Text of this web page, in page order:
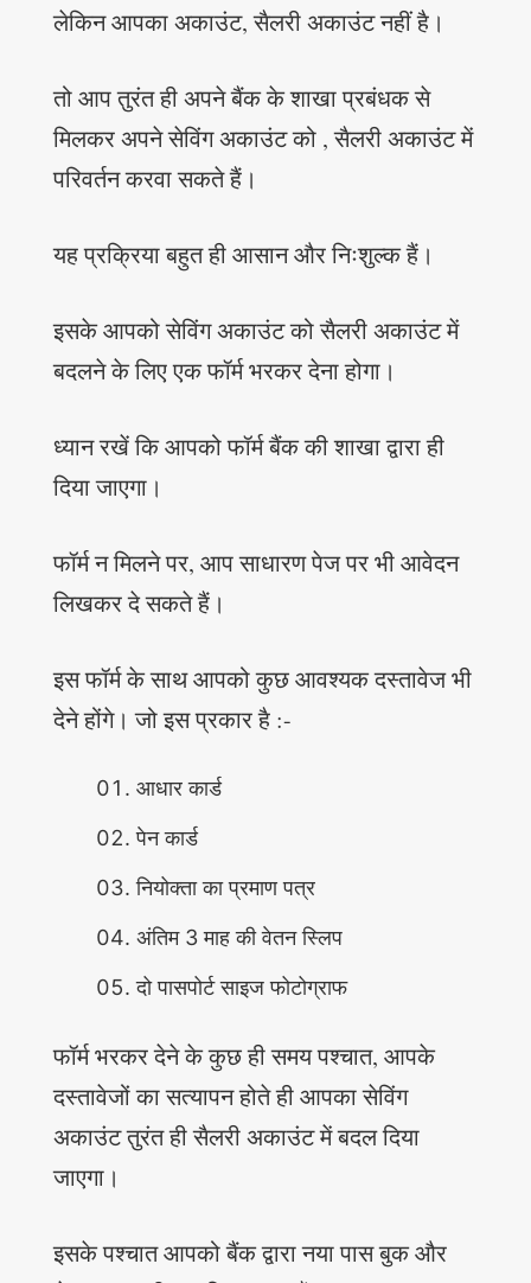
लेकिन आपका अकाउंट, सैलरी अकाउंट नहीं है।
तो आप तुरंत ही अपने बैंक के शाखा प्रबंधक से
मिलकर अपने सेविंग अकाउंट को , सैलरी अकाउंट में
परिवर्तन करवा सकते हैं।
यह प्रक्रिया बहुत ही आसान और निःशुल्क हैं।
इसके आपको सेविंग अकाउंट को सैलरी अकाउंट में
बदलने के लिए एक फॉर्म भरकर देना होगा।
ध्यान रखें कि आपको फॉर्म बैंक की शाखा द्वारा ही
दिया जाएगा।
फॉर्म न मिलने पर, आप साधारण पेज पर भी आवेदन
लिखकर दे सकते हैं।
इस फॉर्म के साथ आपको कुछ आवश्यक दस्तावेज भी
देने होंगे। जो इस प्रकार है :-
आधार कार्ड
पेन कार्ड
नियोक्ता का प्रमाण पत्र
अंतिम 3 माह की वेतन स्लिप
दो पासपोर्ट साइज फोटोग्राफ
फॉर्म भरकर देने के कुछ ही समय पश्चात, आपके
दस्तावेजों का सत्यापन होते ही आपका सेविंग
अकाउंट तुरंत ही सैलरी अकाउंट में बदल दिया
जाएगा।
इसके पश्चात आपको बैंक द्वारा नया पास बुक और